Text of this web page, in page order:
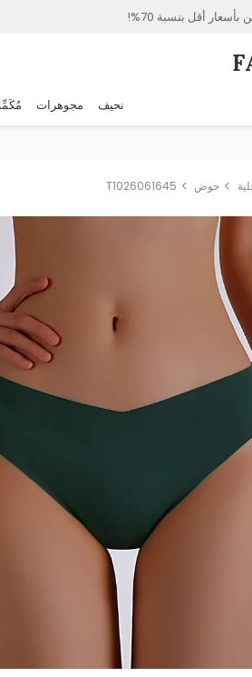
أقل بنسبة 70%!
نحيف مجوهرات
حوض T1026061645